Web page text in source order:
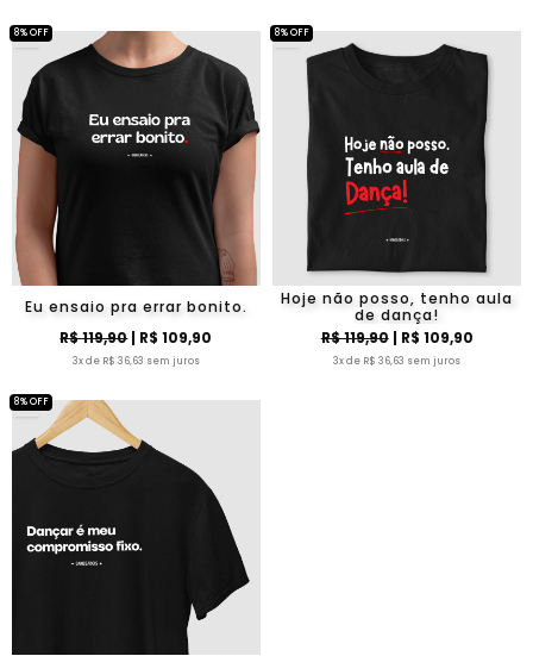
Eu ensaio pra errar bonito.
R$ 119,90| R$ 109,90
3x de R$ 36,63 sem juros
8% OFF
Hoje não posso, tenho aula
de dança!
R$ 119,90| R$ 109,90
3x de R$ 36,63 sem juros
8% OFF
8% OFF